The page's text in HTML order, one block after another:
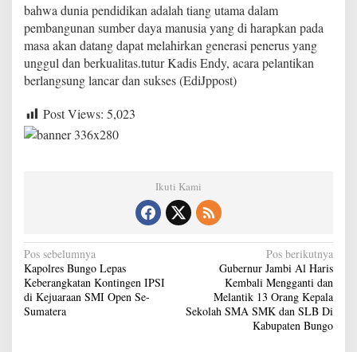
bahwa dunia pendidikan adalah tiang utama dalam
pembangunan sumber daya manusia yang di harapkan pada
masa akan datang dapat melahirkan generasi penerus yang
unggul dan berkualitas.tutur Kadis Endy, acara pelantikan
berlangsung lancar dan sukses (EdiJppost)
Post Views: 5,023
Ikuti Kami
N
a
v
i
Pos sebelumnya
Kapolres Bungo Lepas
Keberangkatan Kontingen IPSI
di Kejuaraan SMI Open Se-
Sumatera
Pos berikutnya
Gubernur Jambi Al Haris
Kembali Mengganti dan
Melantik 13 Orang Kepala
Sekolah SMA SMK dan SLB Di
Kabupaten Bungo